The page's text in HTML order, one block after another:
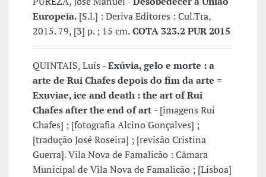
Europeia. [S.l.] : Deriva Editores : Cul.Tra,
2015. 79, [3] p. ; 15 cm.COTA 323.2 PUR 2015
QUINTAIS, Luís -Exúvia, gelo e morte : a
arte de Rui Chafes depois do fim da arte =
Exuviae, ice and death : the art of Rui
Chafes after the end of art - [imagens Rui
Chafes] ; [fotografia Alcino Gonçalves] ;
[tradução José Roseira] ; [revisão Cristina
Guerra]. Vila Nova de Famalicão : Câmara
Municipal de Vila Nova de Famalicão ; [Lisboa]